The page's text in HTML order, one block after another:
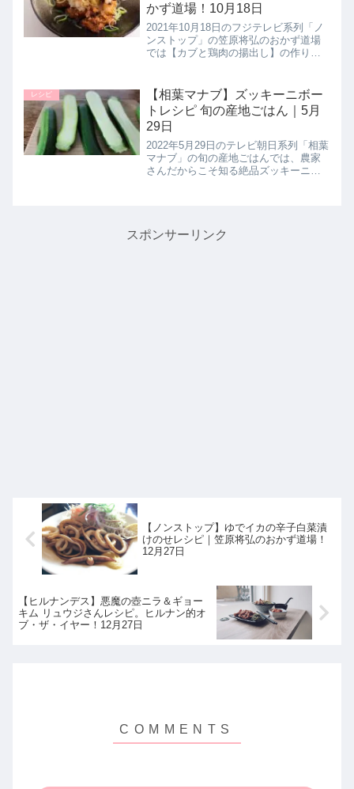
かず道場！10月18日
2021年10月18日のフジテレビ系列「ノ
ンストップ」の笠原将弘のおかず道場
では【カブと鶏肉の揚出し】の作り方
めて揚げた鶏もも肉が相性バツグンの
１品です。>>ノンストップ記事...
レシピ
【相葉マナブ】ズッキーニボー
トレシピ 旬の産地ごはん｜5月
29日
2022年5月29日のテレビ朝日系列「相葉
マナブ」の旬の産地ごはんでは、農家
さんだからこそ知る絶品ズッキーニレ
スポンサーリンク
【ノンストップ】ゆでイカの辛子白菜漬
けのせレシピ｜笠原将弘のおかず道場！
12月27日
【ヒルナンデス】悪魔の壺ニラ＆ギョー
キム リュウジさんレシピ。ヒルナン的オ
ブ・ザ・イヤー！12月27日